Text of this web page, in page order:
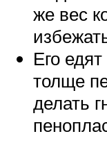
же вес
Его
толще
делать